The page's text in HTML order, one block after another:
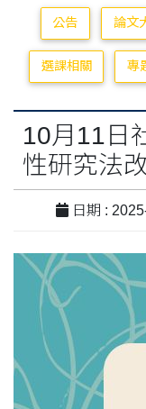
公告 論文
選課相關 專
10月11日
性研究法
日期 :